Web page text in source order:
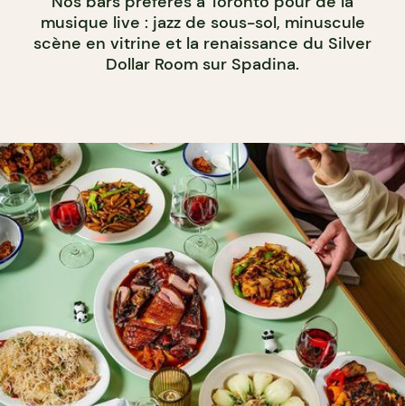
musique live : jazz de sous-sol, minuscule
scène en vitrine et la renaissance du Silver
Dollar Room sur Spadina.